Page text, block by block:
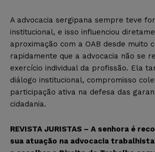
A advocacia sergipana sempre teve
institucional, e isso influenciou
aproximação com a OAB desde muito
rapidamente que a advocacia não se
exercício individual da profissão. Ela
diálogo institucional, compromisso
participação ativa na defesa das
cidadania.
REVISTA JURISTAS – A senhora é
sua atuação na advocacia